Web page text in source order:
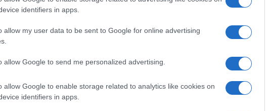
identifiers in apps.
allow my user data to be sent to Google for online advertising
allow Google to send me personalized advertising.
allow Google to enable storage related to analytics like cookies on
identifiers in apps.
papale), i dicasteri disciplinari
(Propaganda Fide, l’Educazione
dovrebbe essere così rovesciata:
anche la Nuova Evangelizzazione), poi
almeno due degli attuali
Giustizia.
La consacrazione quindi